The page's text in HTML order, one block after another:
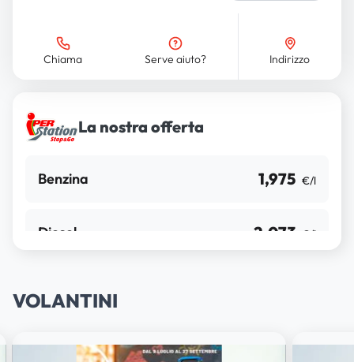
La nostra offerta
Benzina 1,975 €/l
Diesel 2,073 €/l
Chiama Serve aiuto? Indirizzo
VOLANTINI